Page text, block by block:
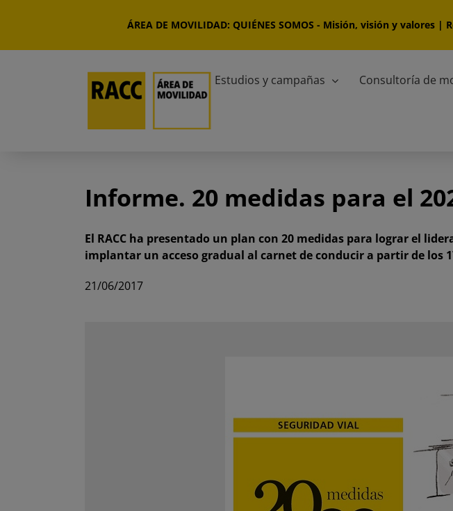
ÁREA DE MOVILIDAD: QUIÉNES SOMOS - Misión, visión y valores|
Estudios y campañas Consultoría de
Informe. 20 medidas para el
El RACC ha presentado un plan con 20 medidas para lograr el
implantar un acceso gradual al carnet de conducir a partir de los
21/06/2017